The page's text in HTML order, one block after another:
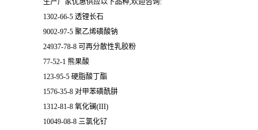
生产厂家优惠供应以下品种,欢迎咨询:
1302-66-5 透锂长石
9002-97-5 聚乙烯磺酸钠
24937-78-8 可再分散性乳胶粉
77-52-1 熊果酸
123-95-5 硬脂酸丁酯
1576-35-8 对甲苯磺酰肼
1312-81-8 氧化镧(III)
10049-08-8 三氯化钌